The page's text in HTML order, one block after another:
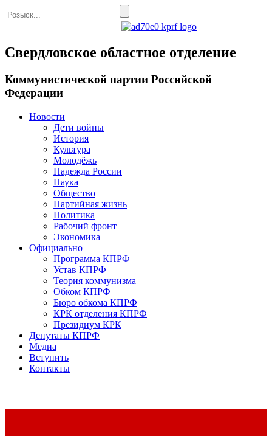
Свердловское областное отделение
Коммунистической партии Российской
Федерации
Новости
Дети войны
История
Культура
Молодёжь
Надежда России
Наука
Общество
Партийная жизнь
Политика
Рабочий фронт
Экономика
Официально
Программа КПРФ
Устав КПРФ
Теория коммунизма
Обком КПРФ
Бюро обкома КПРФ
КРК отделения КПРФ
Президиум КРК
Депутаты КПРФ
Медиа
Вступить
Контакты